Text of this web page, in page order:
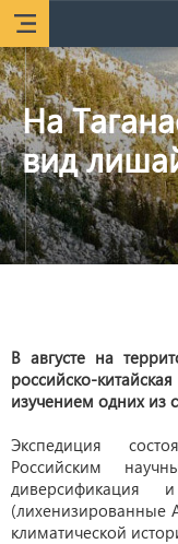
На
вид
В августе на
российско-
изучением одних из
Экспедиция
Российским
диверсификация
(лихенизированные
климатической